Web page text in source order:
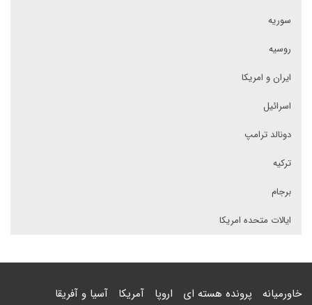
سوریه
روسیه
ایران و امریکا
اسرائیل
دونالد ترامپ
ترکیه
برجام
ایالات متحده امریکا
خاورمیانه پرونده هسته ای اروپا آمریکا آسیا و آفریقا